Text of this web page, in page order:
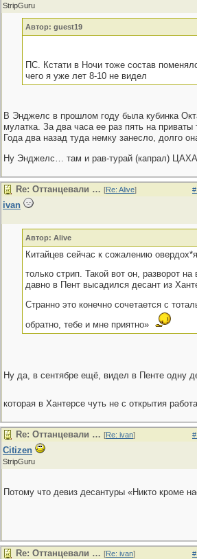
StripGuru
Автор: guest19
ПС. Кстати в Ночи тоже состав
чего я уже лет 8-10 не видел
В Энджелс в прошлом году была кубинка
мулатка. За два часа ее раз пять на приваты
Года два назад туда немку занесло, долго
Ну Энджелс… там и рав-турай (капрал)
Re: Оттанцевали … [Re: Alive]
ivan
Автор: Alive
Китайцев сейчас к сожалению
только стрип. Такой вот он, разворот на
давно в Пент высадился десант из
Странно это конечно сочетается с
обратно, тебе и мне приятно»
Ну да, в сентябре ещё, видел в Пенте одну
которая в Хантерсе чуть не с открытия
Re: Оттанцевали … [Re: ivan]
Citizen
StripGuru
Потому что девиз десантуры «Никто кроме
Re: Оттанцевали … [Re: ivan]